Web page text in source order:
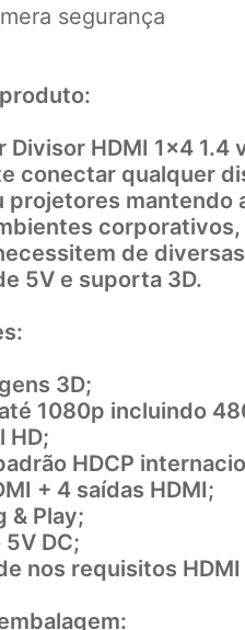
segurança
Divisor HDMI 1x4 1.4
conectar qualquer
mantendo
de
5V e suporta 3D.
3D;
1080p incluindo
HD;
HDCP
+ 4 saídas HDMI;
& Play;
DC;
nos requisitos HDMI